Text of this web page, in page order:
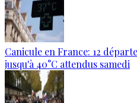
Canicule en France: 12
jusqu'à 40°C attendus samedi